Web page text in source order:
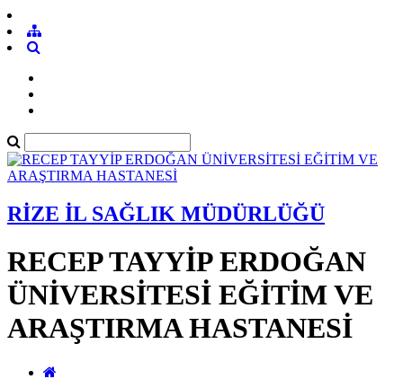
RİZE İL SAĞLIK MÜDÜRLÜĞÜ
RECEP TAYYİP ERDOĞAN
ÜNİVERSİTESİ EĞİTİM VE
ARAŞTIRMA HASTANESİ